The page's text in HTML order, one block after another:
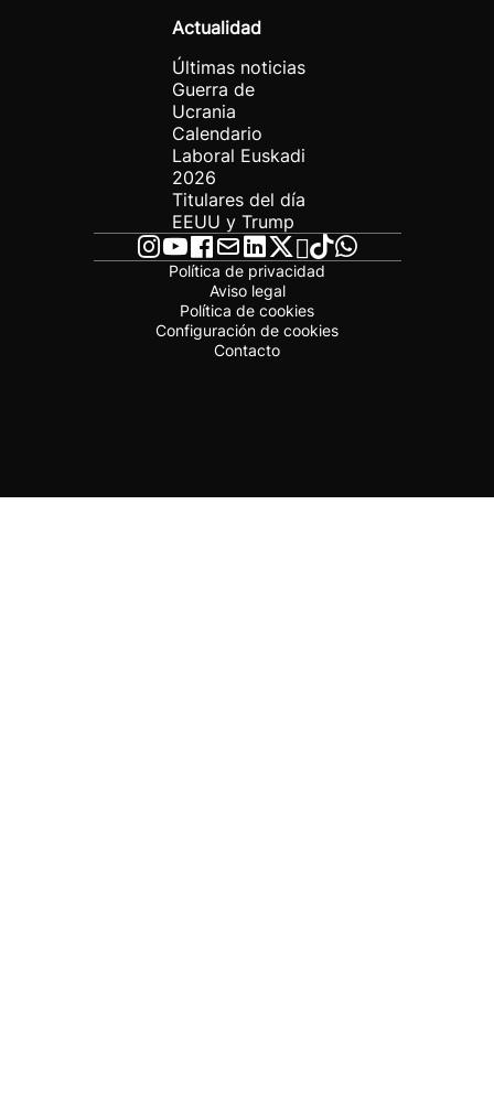
Actualidad
Últimas noticias
Guerra de
Ucrania
Calendario
Laboral Euskadi
2026
Titulares del día
EEUU y Trump
Política de privacidad
Aviso legal
Política de cookies
Configuración de cookies
Contacto